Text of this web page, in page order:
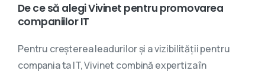
Decesă alegiVivinet pentru promovarea
companiilorIT
Pentru creșterea leadurilor și a vizibilității pentru
compania ta IT, Vivinet combină expertiza în